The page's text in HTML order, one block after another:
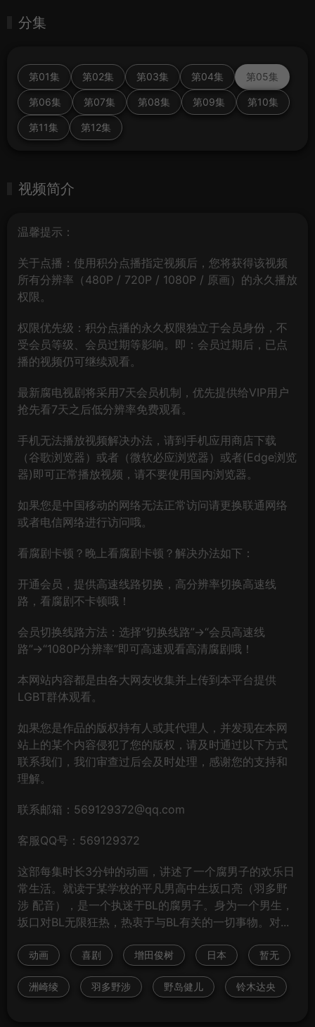
分集
第01集 第02集 第03集 第04集 第05集
第06集 第07集 第08集 第09集 第10集
第11集 第12集
视频简介
温馨提示：
关于点播：使用积分点播指定视频后，您将获得该视频
所有分辨率（480P / 720P / 1080P / 原画）的永久播放
权限。
权限优先级：积分点播的永久权限独立于会员身份，不
受会员等级、会员过期等影响。即：会员过期后，已点
播的视频仍可继续观看。
最新腐电视剧将采用7天会员机制，优先提供给VIP用户
抢先看7天之后低分辨率免费观看。
手机无法播放视频解决办法，请到手机应用商店下载
（谷歌浏览器）或者（微软必应浏览器）或者(Edge浏览
器)即可正常播放视频，请不要使用国内浏览器。
如果您是中国移动的网络无法正常访问请更换联通网络
或者电信网络进行访问哦。
看腐剧卡顿？晚上看腐剧卡顿？解决办法如下：
开通会员，提供高速线路切换，高分辨率切换高速线
路，看腐剧不卡顿哦！
会员切换线路方法：选择“切换线路”→“会员高速线
路”→“1080P分辨率”即可高速观看高清腐剧哦！
本网站内容都是由各大网友收集并上传到本平台提供
LGBT群体观看。
如果您是作品的版权持有人或其代理人，并发现在本网
站上的某个内容侵犯了您的版权，请及时通过以下方式
联系我们，我们审查过后会及时处理，感谢您的支持和
理解。
联系邮箱：569129372@qq.com
客服QQ号：569129372
这部每集时长3分钟的动画，讲述了一个腐男子的欢乐日
常生活。就读于某学校的平凡男高中生坂口亮（羽多野
涉 配音），是一个执迷于BL的腐男子。身为一个男生，
坂口对BL无限狂热，热衷于与BL有关的一切事物。对...
动画 喜剧 增田俊树 日本 暂无
洲崎绫 羽多野涉 野岛健儿 铃木达央